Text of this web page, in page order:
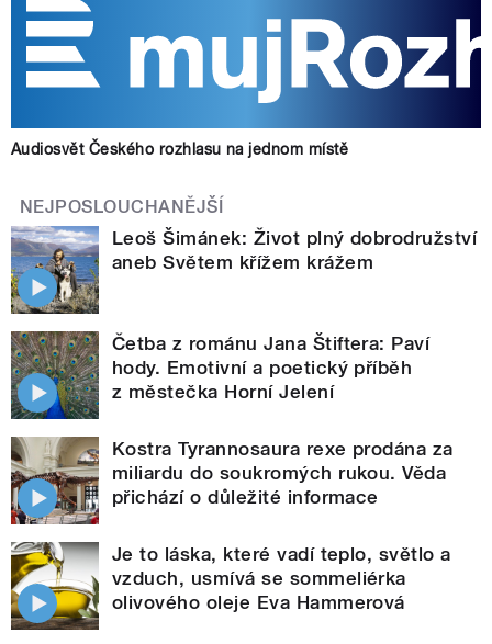
Audiosvět Českého rozhlasu na jednom místě
NEJPOSLOUCHANĚJŠÍ
Leoš Šimánek: Život plný dobrodružství
aneb Světem křížem krážem
Četba z románu Jana Štiftera: Paví
hody. Emotivní a poetický příběh
z městečka Horní Jelení
Kostra Tyrannosaura rexe prodána za
miliardu do soukromých rukou. Věda
přichází o důležité informace
Je to láska, které vadí teplo, světlo a
vzduch, usmívá se sommeliérka
olivového oleje Eva Hammerová